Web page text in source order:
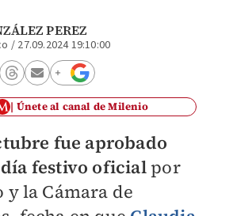
PEREZ
/ 27.09.2024 19:10:00
Únete al canal de Milenio
fue aprobado
festivo oficialpor
y la Cámara de